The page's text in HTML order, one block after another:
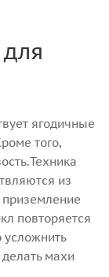
ягодичные
того,
из
повторяется
махи